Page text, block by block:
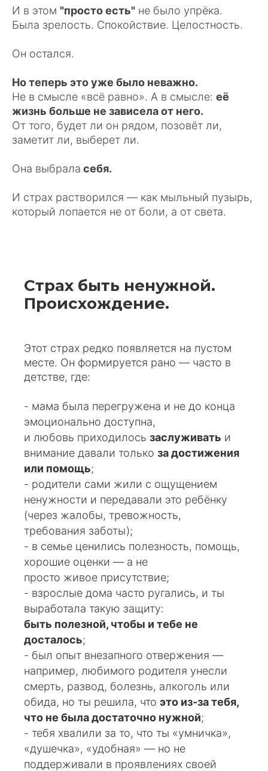
И в этом "просто есть" не было упрёка.
Была зрелость. Спокойствие. Целостность.
Он остался.
Но теперь это уже было неважно.
Не в смысле «всё равно». А в смысле: её
жизнь больше не зависела от него.
От того, будет ли он рядом, позовёт ли,
заметит ли, выберет ли.
Она выбрала себя.
И страх растворился — как мыльный пузырь,
который лопается не от боли, а от света.
Страх быть ненужной.
Происхождение.
Этот страх редко появляется на пустом
месте. Он формируется рано — часто в
детстве, где:
- мама была перегружена и не до конца
эмоционально доступна,
и любовь приходилось заслуживать и
внимание давали только за достижения
или помощь;
- родители сами жили с ощущением
ненужности и передавали это ребёнку
(через жалобы, тревожность,
требования заботы);
- в семье ценились полезность, помощь,
хорошие оценки — а не
просто живое присутствие;
- взрослые дома часто ругались, и ты
выработала такую защиту:
быть полезной, чтобы и тебе не
досталось;
- был опыт внезапного отвержения —
например, любимого родителя унесли
смерть, развод, болезнь, алкоголь или
обида, но ты решила, что это из-за тебя,
что не была достаточно нужной;
- тебя хвалили за то, что ты «умничка»,
«душечка», «удобная» — но не
поддерживали в проявлениях своей